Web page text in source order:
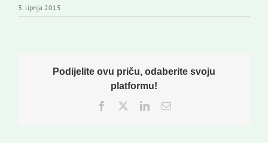
3. lipnja 2015
Podijelite ovu priču, odaberite svoju
platformu!
Facebook
TwitterLinkedInEmail: